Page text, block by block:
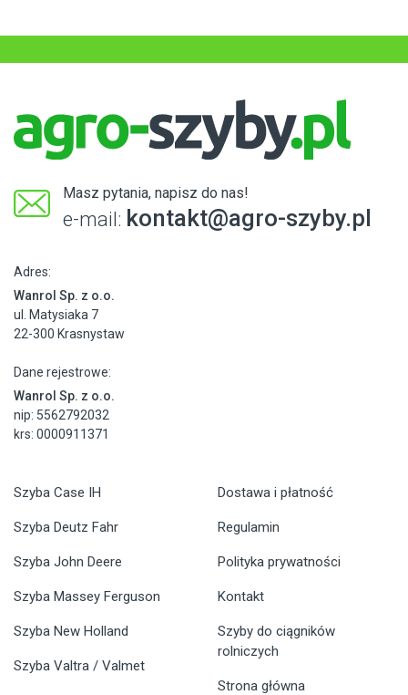
Masz pytania, napisz do nas!
e-mail: kontakt@agro-szyby.pl
Adres:
Wanrol Sp. z o.o.
ul. Matysiaka 7
22-300 Krasnystaw
Dane rejestrowe:
Wanrol Sp. z o.o.
nip: 5562792032
krs: 0000911371
Szyba Case IH
Szyba Deutz Fahr
Szyba John Deere
Szyba Massey Ferguson
Szyba New Holland
Szyba Valtra / Valmet
Dostawa i płatność
Regulamin
Polityka prywatności
Kontakt
Szyby do ciągników
rolniczych
Strona główna